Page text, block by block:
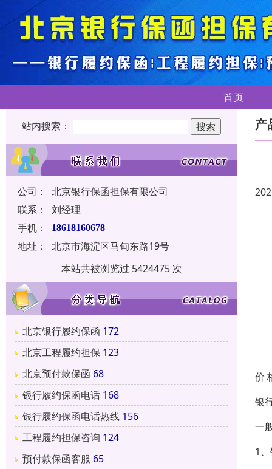
首页
站内搜索：
公司：
北京银行保函担保有限公司
联系：
刘经理
手机：
18618160678
地址：
北京市海淀区马甸东路19号
本站共被浏览过 5424475 次
北京银行履约保函 172
北京工程履约担保 123
北京预付款保函 68
银行履约保函电话 168
银行履约保函电话热线 156
工程履约担保咨询 124
预付款保函客服 65
产
价
银
一
1